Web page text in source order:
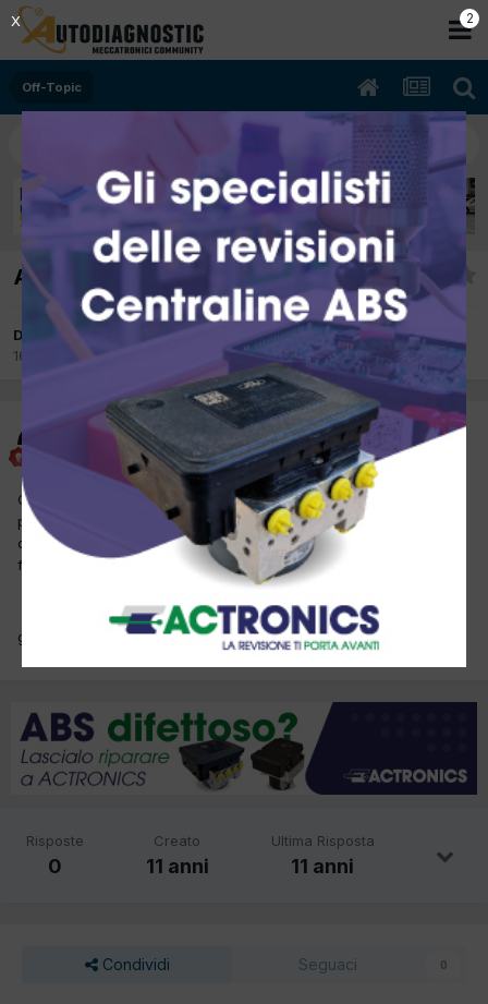
Off-Topic
Amici di Vipiteno
Da Civitas
16 Luglio 2015
Civitas
Inviato 16 Luglio 2015
Ciao, con questo caldo stò pensando alle meritate ferie e
pensavo di fare qualche giorno a Vipiteno(Ridanna),se ci fosse
qualcuno che conosce la zona e può darmi qualche dritta mi
farebbe piacere...
grazie
Risposte
0
Creato
11 anni
Ultima Risposta
11 anni
Condividi Seguaci 0
2
X